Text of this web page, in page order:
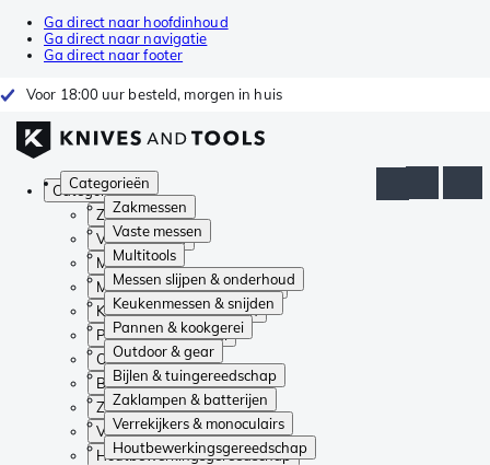
Ga direct naar hoofdinhoud
Ga direct naar navigatie
Ga direct naar footer
Voor 18:00 uur besteld, morgen in huis
Categorieën
Zakmessen
Vaste messen
Multitools
Messen slijpen & onderhoud
Keukenmessen & snijden
Pannen & kookgerei
Outdoor & gear
Bijlen & tuingereedschap
Zaklampen & batterijen
Verrekijkers & monoculairs
Houtbewerkingsgereedschap
Categorieën
Zakmessen
Vaste messen
Multitools
Messen slijpen & onderhoud
Keukenmessen & snijden
Pannen & kookgerei
Outdoor & gear
Bijlen & tuingereedschap
Zaklampen & batterijen
Verrekijkers & monoculairs
Houtbewerkingsgereedschap